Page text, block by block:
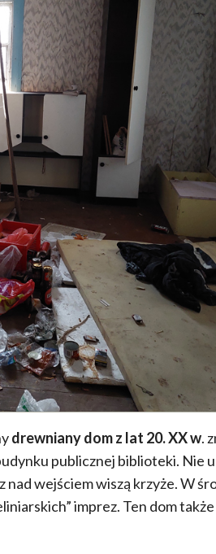
drewniany dom z lat 20. XX w.
publicznej biblioteki. Nie
wejściem wiszą krzyże. W
imprez. Ten dom